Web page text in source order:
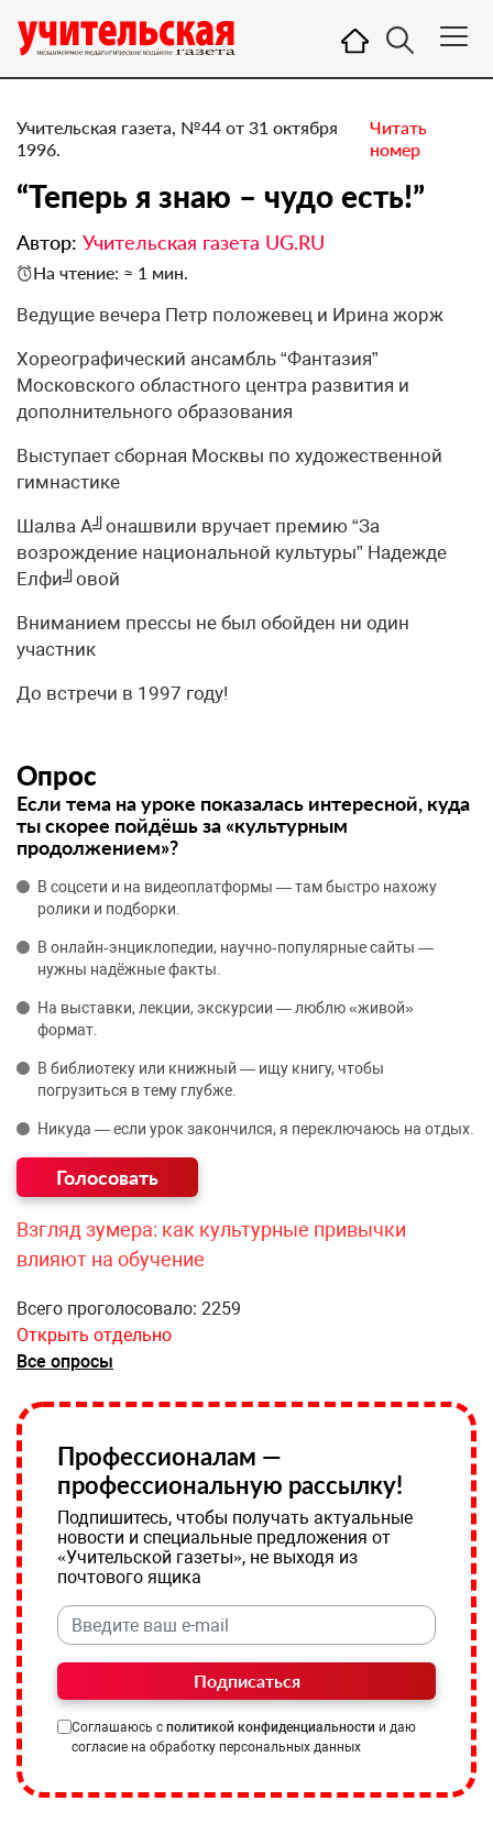
Учительская газета, №44 от 31 октября
1996.
Читать
номер
“Теперь я знаю – чудо есть!”
Автор: Учительская газета UG.RU
На чтение: ≈ 1 мин.
Ведущие вечера Петр положевец и Ирина жорж
Хореографический ансамбль “Фантазия”
Московского областного центра развития и
дополнительного образования
Выступает сборная Москвы по художественной
гимнастике
Шалва А╝онашвили вручает премию “За
возрождение национальной культуры” Надежде
Елфи╝овой
Вниманием прессы не был обойден ни один
участник
До встречи в 1997 году!
Опрос
Если тема на уроке показалась интересной, куда
ты скорее пойдёшь за «культурным
продолжением»?
В соцсети и на видеоплатформы — там быстро нахожу
ролики и подборки.
В онлайн‑энциклопедии, научно‑популярные сайты —
нужны надёжные факты.
На выставки, лекции, экскурсии — люблю «живой»
формат.
В библиотеку или книжный — ищу книгу, чтобы
погрузиться в тему глубже.
Никуда — если урок закончился, я переключаюсь на отдых.
Взгляд зумера: как культурные привычки
влияют на обучение
Всего проголосовало: 2259
Открыть отдельно
Все опросы
Профессионалам —
профессиональную рассылку!
Подпишитесь, чтобы получать актуальные
новости и специальные предложения от
«Учительской газеты», не выходя из
почтового ящика
Подписаться
Соглашаюсь с политикой конфиденциальности и даю
согласие на обработку персональных данных